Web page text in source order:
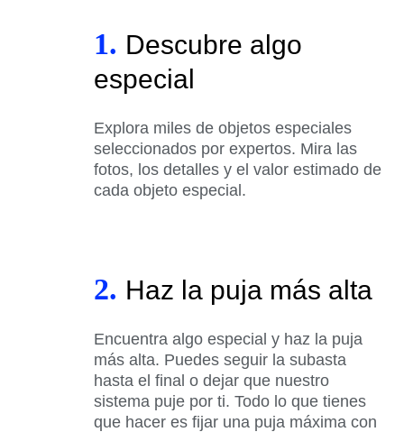
1. Descubre algo
especial
Explora miles de objetos especiales
seleccionados por expertos. Mira las
fotos, los detalles y el valor estimado de
cada objeto especial.
2. Haz la puja más alta
Encuentra algo especial y haz la puja
más alta. Puedes seguir la subasta
hasta el final o dejar que nuestro
sistema puje por ti. Todo lo que tienes
que hacer es fijar una puja máxima con